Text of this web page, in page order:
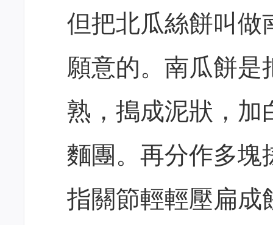
但把北瓜絲餅叫做
願意的。南瓜餅是
熟，搗成泥狀，加
麵團。再分作多塊
指關節輕輕壓扁成